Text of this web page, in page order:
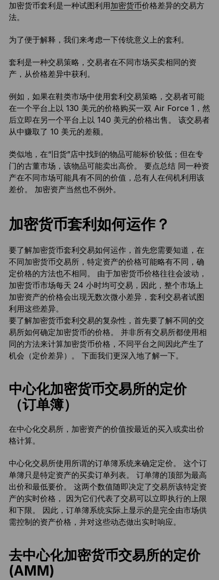
加密货币套利是一种试图利用加密货币价格差异的交易方
法。
为了便于解释，我们来考虑一下传统意义上的套利。
套利是一种交易策略，交易者在不同市场买卖相同的资
产，从价格差异中获利。
例如，如果在鞋类市场中使用套利交易策略，交易者可能
在一个平台上以 130 美元的价格购买一双 Air Force 1，然
后立即在另一个平台上以 140 美元的价格出售。 该交易者
从中赚取了 10 美元的差额。
类似地，在“旧货”店中找到的物品可能标价较低；但在专
门的古董市场，该物品可能卖出高价。 要点总结 同一种资
产在不同市场可能具有不同的价值，总有人在伺机利用该
差价。 加密资产当然也不例外。
加密货币套利如何运作？
要了解加密货币套利交易如何运作，首先您需要知道，在
不同加密货币交易所，特定资产的价格可能略有不同，确
定价格的方法也不相同。 由于加密货币价格往往会波动，
加密货币市场每天 24 小时均可交易，因此，整个市场上
加密资产的价格会出现无数次微小差异，套利交易者试图
利用这些差异。
要了解加密货币套利交易的复杂性，首先要了解不同的交
易所如何确定加密货币的价格。 并非所有交易所都使用相
同的方法来计算加密货币价格，不同平台之间因此产生了
机会（定价差异）。 下面我们更深入地了解一下。
中心化加密货币交易所的定价
（订单簿）
在中心化交易所，加密资产的价值按最近的买入或卖出价
格计算。
中心化交易所使用所谓的订单簿系统来确定定价。 这个订
单簿只是特定资产的买卖订单列表。 订单簿的顶部为最高
出价和最低要价。 这两个数值随即决定了交易所该特定资
产的实时价格， 因为它们代表了交易可以立即执行的上限
和下限。 因此，订单簿系统实际上显示的是完全由市场供
需控制的资产价格，并对这些动态做出实时响应。
去中心化加密货币交易所的定价
(AMM)